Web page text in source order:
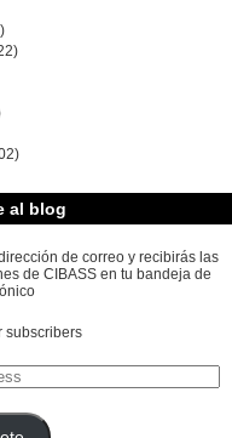
al blog
de correo y recibirás las
de CIBASS en tu bandeja de
subscribers